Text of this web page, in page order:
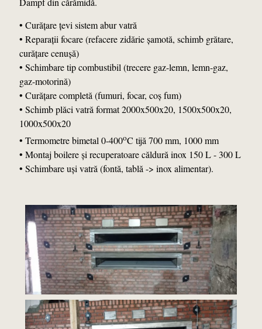
• Curăţare ţevi sistem abur vatră
• Reparaţii focare (refacere zidărie şamotă, schimb grătare,
curăţare cenuşă)
• Schimbare tip combustibil (trecere gaz-lemn, lemn-gaz,
gaz-motorină)
• Curăţare completă (fumuri, focar, coş fum)
• Schimb plăci vatră format 2000x500x20, 1500x500x20,
1000x500x20
• Termometre bimetal 0-400oC tijă 700 mm, 1000 mm
• Montaj boilere şi recuperatoare căldură inox 150 L - 300 L
• Schimbare uşi vatră (fontă, tablă -> inox alimentar).